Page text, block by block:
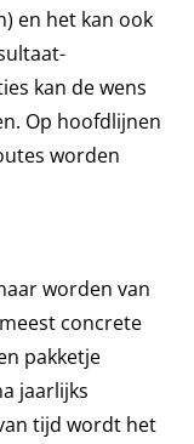
en het kan ook
kan de wens
Op hoofdlijnen
worden
worden van
concrete
pakketje
jaarlijks
tijd wordt het